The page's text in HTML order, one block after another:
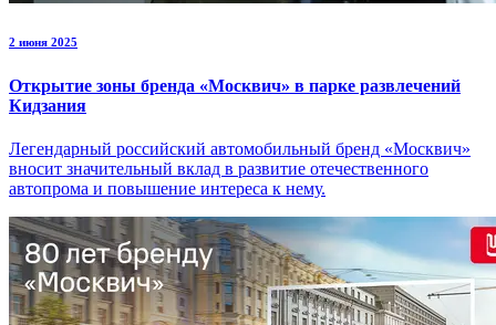
2 июня 2025
Открытие зоны бренда «Москвич» в парке развлечений
Кидзания
Легендарный российский автомобильный бренд «Москвич»
вносит значительный вклад в развитие отечественного
автопрома и повышение интереса к нему.